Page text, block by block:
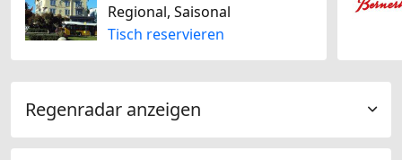
Regional, Saisonal
Tisch reservieren
Regenradar anzeigen